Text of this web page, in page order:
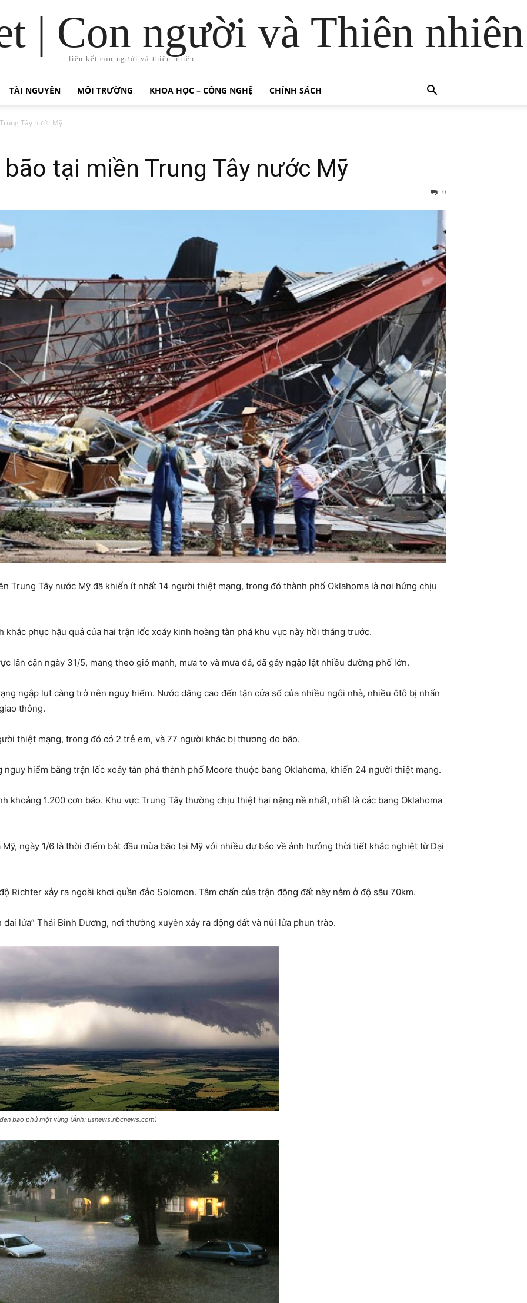
| Con người và Thiên nhiên
liên kết con người và thiên nhiên
TÀI NGUYÊN MÔI TRƯỜNG KHOA HỌC – CÔNG NGHỆ CHÍNH SÁCH
Tây nước Mỹ
tại miền Trung Tây nước Mỹ
0
Trung Tây nước Mỹ đã khiến ít nhất 14 người thiệt mạng, trong đó thành phố Oklahoma là nơi hứng chịu
phục hậu quả của hai trận lốc xoáy kinh hoàng tàn phá khu vực này hồi tháng trước.
lân cận ngày 31/5, mang theo gió mạnh, mưa to và mưa đá, đã gây ngập lật nhiều đường phố lớn.
ngập lụt càng trở nên nguy hiểm. Nước dâng cao đến tận cửa sổ của nhiều ngôi nhà, nhiều ôtô bị nhấn
thông.
thiệt mạng, trong đó có 2 trẻ em, và 77 người khác bị thương do bão.
hiểm bằng trận lốc xoáy tàn phá thành phố Moore thuộc bang Oklahoma, khiến 24 người thiệt mạng.
khoảng 1.200 cơn bão. Khu vực Trung Tây thường chịu thiệt hại nặng nề nhất, nhất là các bang Oklahoma
ngày 1/6 là thời điểm bắt đầu mùa bão tại Mỹ với nhiều dự báo về ảnh hưởng thời tiết khắc nghiệt từ Đại
Richter xảy ra ngoài khơi quần đảo Solomon. Tâm chấn của trận động đất này nằm ở độ sâu 70km.
lửa” Thái Bình Dương, nơi thường xuyên xảy ra động đất và núi lửa phun trào.
bao phủ một vùng (Ảnh: usnews.nbcnews.com)